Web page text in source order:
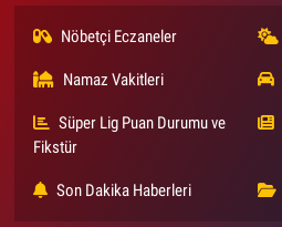
Nöbetçi Eczaneler
Namaz Vakitleri
Süper Lig Puan Durumu ve
Fikstür
Son Dakika Haberleri